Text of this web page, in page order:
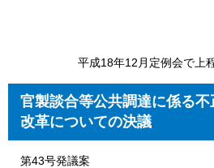
平成18年12月定例会で上
官製談合等公共調達に係る
改革についての決議
第43号発議案